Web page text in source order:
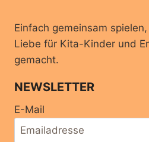
Einfach gemeinsam
Liebe für Kita-Kinder und
gemacht.
NEWSLETTER
E-Mail